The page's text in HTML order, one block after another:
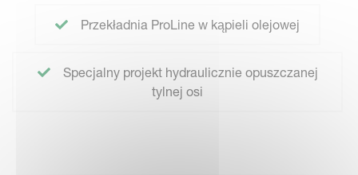
Przekładnia ProLine w kąpieli olejowej
Specjalny projekt hydraulicznie opuszczanej
tylnej osi